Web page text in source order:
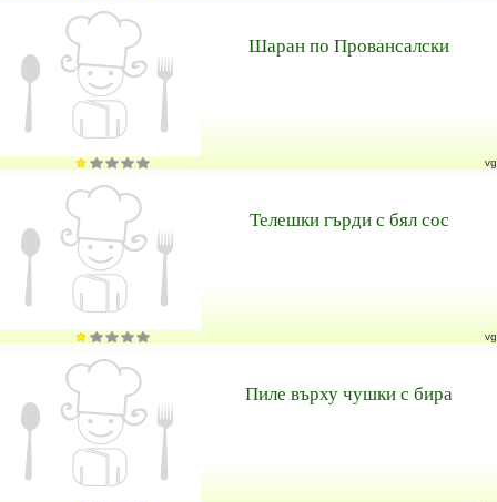
Шаран по Провансалски
vg
Телешки гърди с бял сос
vg
Пиле върху чушки с бира